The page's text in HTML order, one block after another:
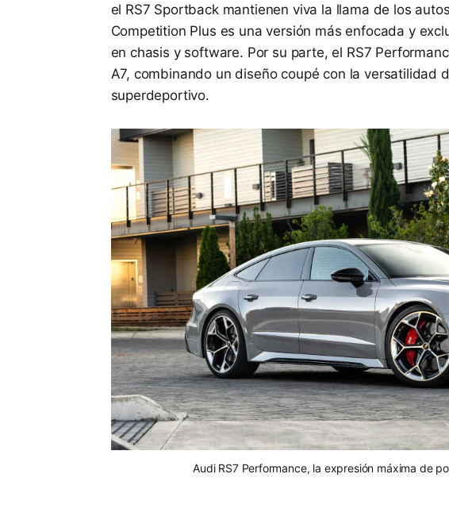
el RS7 Sportback mantienen viva la llama de los
Competition Plus es una versión más enfocada y
en chasis y software. Por su parte, el RS7
A7, combinando un diseño coupé con la versatilidad
superdeportivo.
Audi RS7 Performance, la expresión máxima de